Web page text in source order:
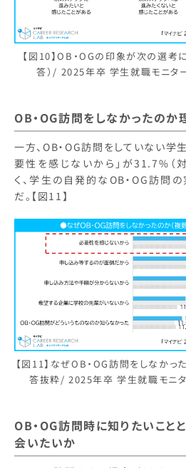
【図10】OB・OGの印象が次の選
答）/ 2025年卒 学生就職モニタ
OB・OG訪問をしなかったのか
一方、OB・OG訪問をしていない学
要性を感じないから」が31.7%（
く、学生の自発的なOB・OG訪問
だ。【図11】
【図11】なぜOB・OG訪問をしなか
答抜粋/ 2025年卒 学生就職モニ
OB・OG訪問時に知りたいこと
会いたいか